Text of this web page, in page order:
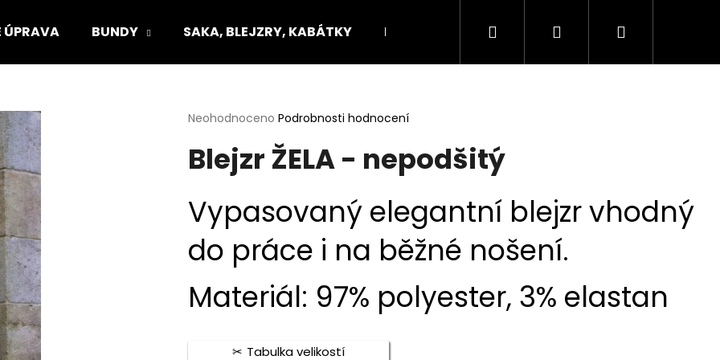
ÚPRAVA BUNDY SAKA, BLEJZRY, KABÁTKY KOSTÝMY A KOMPLETY TOPY, TUNIKY A
Hledat PřihlášeníNákupní
Průměrné
produktu
je
5
hvězdiček.
Neohodnoceno Podrobnosti hodnocení
Blejzr ŽELA - nepodšitý
Vypasovaný elegantní blejzr vhodný
do práce i na běžné nošení.
Materiál: 97% polyester, 3% elastan
Tabulka velikostí
HLEDAT
Následující